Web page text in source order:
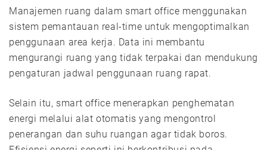
Manajemen ruang dalam smart office menggunakan
sistem pemantauan real-time untuk mengoptimalkan
penggunaan area kerja. Data ini membantu
mengurangi ruang yang tidak terpakai dan mendukung
pengaturan jadwal penggunaan ruang rapat.
Selain itu, smart office menerapkan penghematan
energi melalui alat otomatis yang mengontrol
penerangan dan suhu ruangan agar tidak boros.